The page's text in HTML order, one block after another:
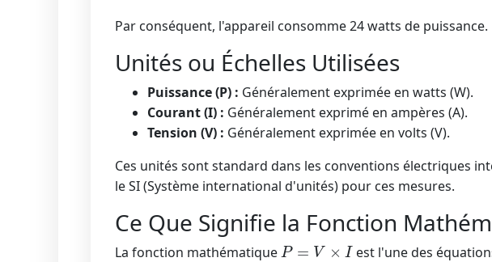
Par conséquent, l'appareil consomme 24 watts de puissance.
Unités ou Échelles Utilisées
Puissance (P) : Généralement exprimée en watts (W).
Courant (I) : Généralement exprimé en ampères (A).
Tension (V) : Généralement exprimée en volts (V).
Ces unités sont standard dans les conventions électriques
le SI (Système international d'unités) pour ces mesures.
Ce Que Signifie la Fonction
La fonction mathématique
P= ×I
est l'une des